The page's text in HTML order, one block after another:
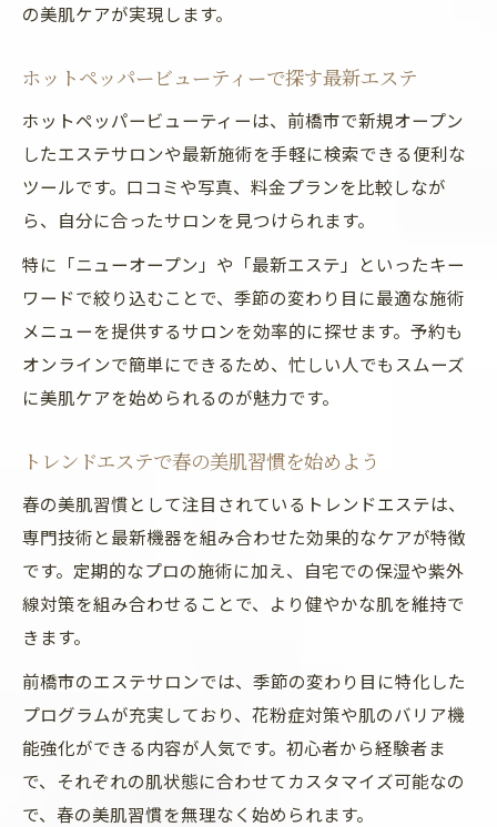
の美肌ケアが実現します。
ホットペッパービューティーで探す最新エステ
ホットペッパービューティーは、前橋市で新規オープン
したエステサロンや最新施術を手軽に検索できる便利な
ツールです。口コミや写真、料金プランを比較しなが
ら、自分に合ったサロンを見つけられます。
特に「ニューオープン」や「最新エステ」といったキー
ワードで絞り込むことで、季節の変わり目に最適な施術
メニューを提供するサロンを効率的に探せます。予約も
オンラインで簡単にできるため、忙しい人でもスムーズ
に美肌ケアを始められるのが魅力です。
トレンドエステで春の美肌習慣を始めよう
春の美肌習慣として注目されているトレンドエステは、
専門技術と最新機器を組み合わせた効果的なケアが特徴
です。定期的なプロの施術に加え、自宅での保湿や紫外
線対策を組み合わせることで、より健やかな肌を維持で
きます。
前橋市のエステサロンでは、季節の変わり目に特化した
プログラムが充実しており、花粉症対策や肌のバリア機
能強化ができる内容が人気です。初心者から経験者ま
で、それぞれの肌状態に合わせてカスタマイズ可能なの
で、春の美肌習慣を無理なく始められます。